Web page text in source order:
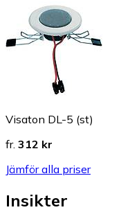
Visaton DL-5 (st)
fr. 312 kr
Jämför alla priser
Insikter